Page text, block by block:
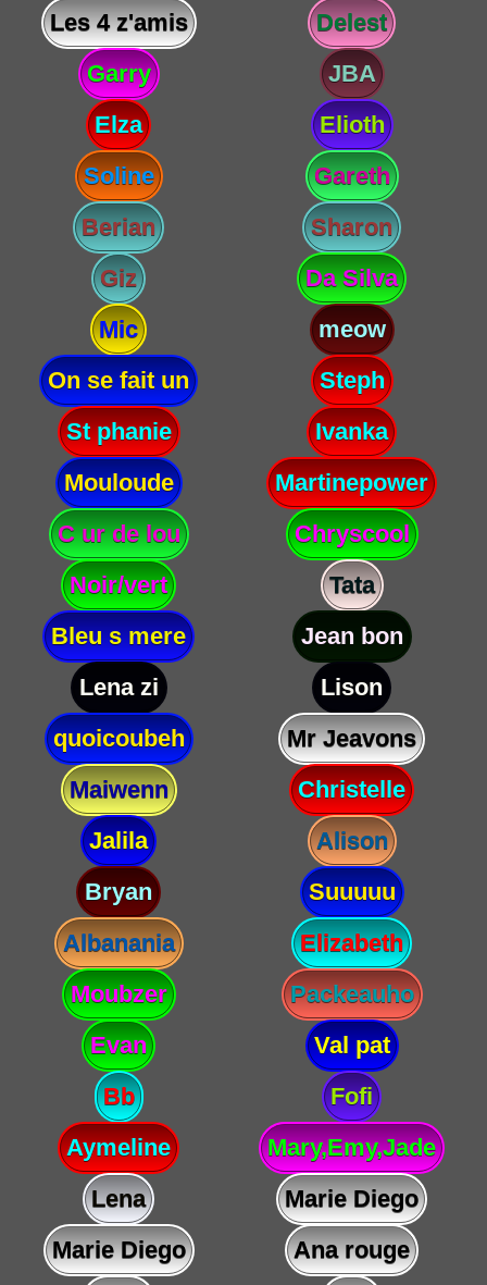
Les 4 z'amis
Delest
Garry
JBA
Elza
Elioth
Soline
Gareth
Berian
Sharon
Giz
Da Silva
Mic
meow
On se fait un
Steph
St phanie
Ivanka
Mouloude
Martinepower
C ur de lou
Chryscool
Noir/vert
Tata
Bleu s mere
Jean bon
Lena zi
Lison
quoicoubeh
Mr Jeavons
Maiwenn
Christelle
Jalila
Alison
Bryan
Suuuuu
Albanania
Elizabeth
Moubzer
Packeauho
Evan
Val pat
Bb
Fofi
Aymeline
Mary,Emy,Jade
Lena
Marie Diego
Marie Diego
Ana rouge